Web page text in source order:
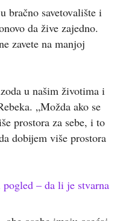
bračno savetovalište i
da žive zajedno.
zavete na manjoj
u našim životima i
„Možda ako se
prostora za sebe, i to
dobijem više prostora
– da li je stvarna